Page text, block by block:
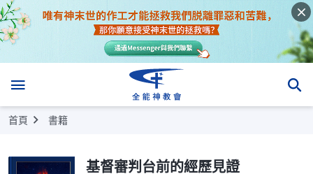
首頁 書籍
基督審判台前的經歷見證